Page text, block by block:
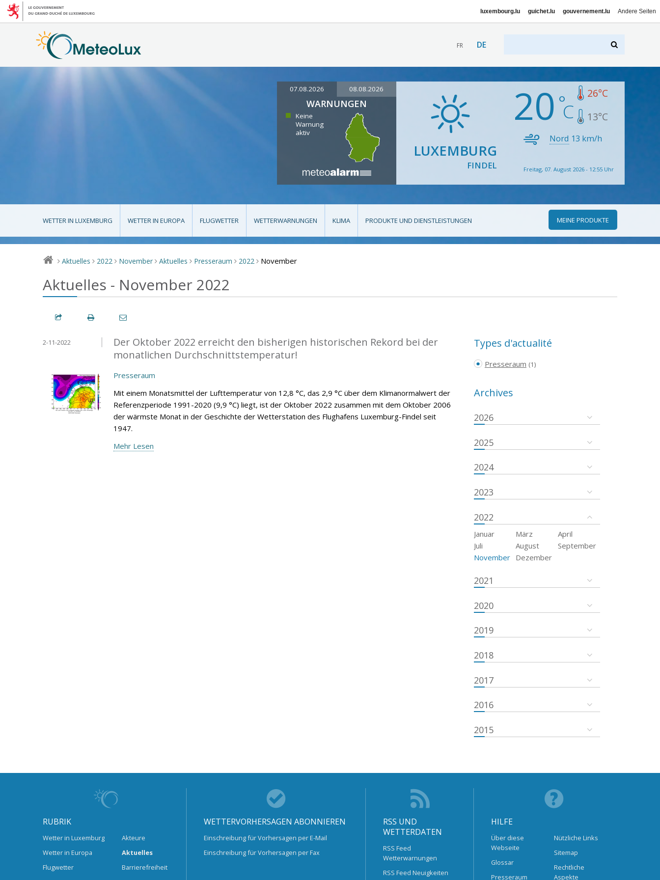
luxembourg.lu guichet.lu gouvernement.lu Andere Seiten
FR DE
07.08.2026 08.08.2026
WARNUNGEN
Keine
Warnung
aktiv
LUXEMBURG
FINDEL
20 26°C
13°C
Nord 13 km/h
Freitag, 07. August 2026 - 12:55 Uhr
WETTER IN LUXEMBURG WETTER IN EUROPA FLUGWETTER WETTERWARNUNGEN KLIMA PRODUKTE UND DIENSTLEISTUNGEN MEINE PRODUKTE
> Aktuelles > 2022 > November > Aktuelles > Presseraum > 2022 > November
Aktuelles - November 2022
Der Oktober 2022 erreicht den bisherigen historischen Rekord bei der
monatlichen Durchschnittstemperatur!
2-11-2022
Presseraum
Mit einem Monatsmittel der Lufttemperatur von 12,8 °C, das 2,9 °C über dem Klimanormalwert der
Referenzperiode 1991-2020 (9,9 °C) liegt, ist der Oktober 2022 zusammen mit dem Oktober 2006
der wärmste Monat in der Geschichte der Wetterstation des Flughafens Luxemburg-Findel seit
1947.
Mehr Lesen
Types d'actualité
Presseraum (1)
Archives
2026
2025
2024
2023
2022
Januar März
April
Juli
August
September
November
Dezember
2021
2020
2019
2018
2017
2016
2015
RUBRIK
Wetter in Luxemburg
Wetter in Europa
Flugwetter
Akteure
Aktuelles
Barrierefreiheit
WETTERVORHERSAGEN ABONNIEREN
Einschreibung für Vorhersagen per E-Mail
Einschreibung für Vorhersagen per Fax
RSS UND
WETTERDATEN
RSS Feed
Wetterwarnungen
RSS Feed Neuigkeiten
HILFE
Über diese
Webseite
Glossar
Presseraum
Nützliche Links
Sitemap
Rechtliche
Aspekte